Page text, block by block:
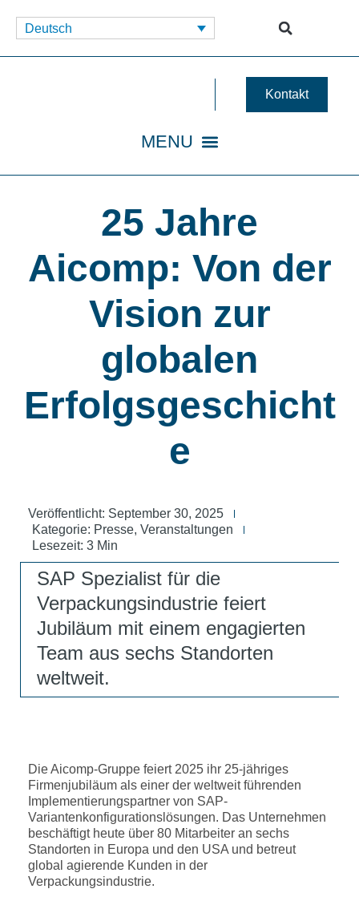
Deutsch
Kontakt
25 Jahre
Aicomp: Von der
Vision zur
globalen
Erfolgsgeschicht
e
Veröffentlicht: September 30, 2025
Kategorie: Presse, Veranstaltungen
Lesezeit: 3 Min
SAP Spezialist für die
Verpackungsindustrie feiert
Jubiläum mit einem engagierten
Team aus sechs Standorten
weltweit.
Die Aicomp-Gruppe feiert 2025 ihr 25-jähriges
Firmenjubiläum als einer der weltweit führenden
Implementierungspartner von SAP-
Variantenkonfigurationslösungen. Das Unternehmen
beschäftigt heute über 80 Mitarbeiter an sechs
Standorten in Europa und den USA und betreut
global agierende Kunden in der
Verpackungsindustrie.